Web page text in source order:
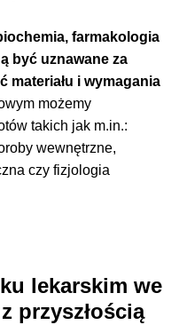
farmakologia
być uznawane za
materiału i wymagania
możemy
takich jak m.in.:
wewnętrzne,
czy fizjologia
lekarskim we
przyszłością